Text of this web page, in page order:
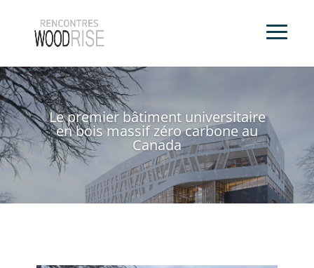
Le premier bâtiment universitaire
en bois massif zéro carbone au
Canada